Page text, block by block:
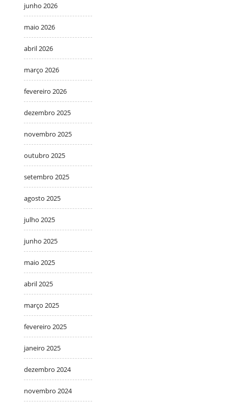
junho 2026
maio 2026
abril 2026
março 2026
fevereiro 2026
dezembro 2025
novembro 2025
outubro 2025
setembro 2025
agosto 2025
julho 2025
junho 2025
maio 2025
abril 2025
março 2025
fevereiro 2025
janeiro 2025
dezembro 2024
novembro 2024